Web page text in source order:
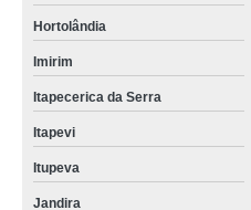
Hortolândia
Imirim
Itapecerica da Serra
Itapevi
Itupeva
Jandira